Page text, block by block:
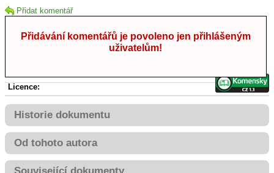
Přidat komentář
Přidávání komentářů je povoleno jen přihlášeným
uživatelům!
Licence:
Historie dokumentu
Od tohoto autora